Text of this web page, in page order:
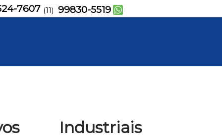
7607 (11) 99830-5519
Industriais